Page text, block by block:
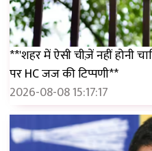
**'शहर में ऐसी चीज़ें नहीं होनी
पर HC जज की टिप्पणी**
2026-08-08 15:17:17